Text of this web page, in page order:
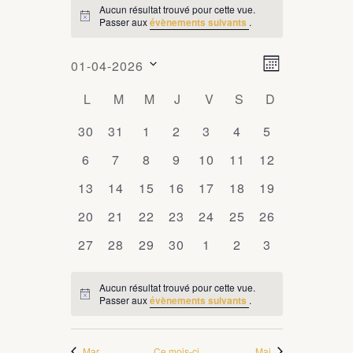
ÉVÈNEMENTS
Notice
Aucun résultat trouvé pour cette vue.
Passer auxévènements suivants .
N
a
i
g
a
t
i
p
N
v
a
t
o
u
e
Mois
01-04-2026
une
date.
C
a
e
r
LLUNDI
M MARDI
MMERCREDI
J JEUDI
V VENDREDI
S SAMEDI
D
0
évènements
30
0
évènements
31
0
évènements
1
0
évènements
2
0
évènements
3
0
évènements
4
0
évènements
5
0
évènements
6
0
évènements
7
0
évènements
8
0
évènements
9
0
évènements
10
0
évènements
11
0
évènements
12
0
évènements
13
0
évènements
14
0
évènements
15
0
évènements
16
0
évènements
17
0
évènements
18
0
évènements
19
0
évènements
20
0
évènements
21
0
évènements
22
0
évènements
23
0
évènements
24
0
évènements
25
0
évènements
26
0
27
0
28
0
29
0
30
0
1
0
2
0
3
Notice
Aucun résultat trouvé pour cette vue.
Passer auxévènements suivants .